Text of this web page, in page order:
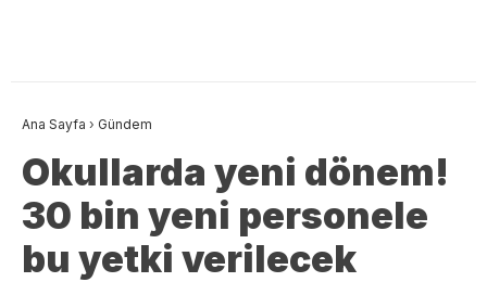
Ana Sayfa › Gündem
Okullarda yeni dönem!
30 bin yeni personele
bu yetki verilecek